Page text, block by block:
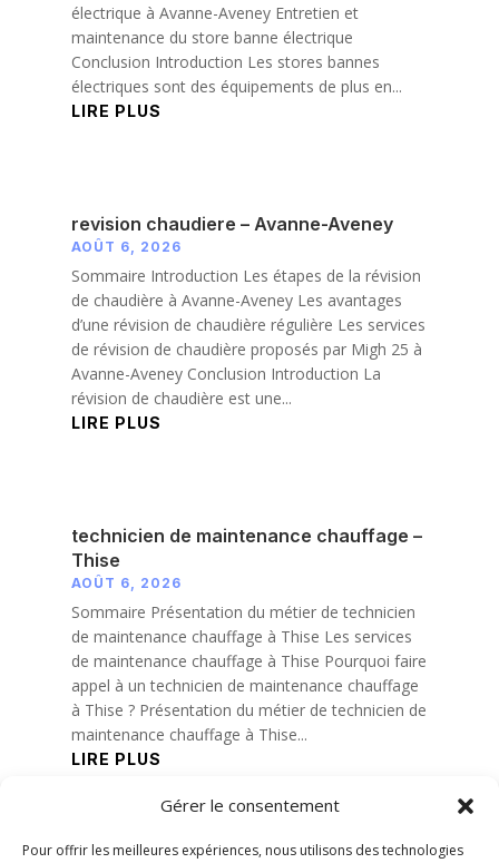
Gérer le consentement
Pour offrir les meilleures expériences, nous utilisons des technologies
électrique à Avanne-Aveney Entretien et
maintenance du store banne électrique
Conclusion Introduction Les stores bannes
électriques sont des équipements de plus en...
LIRE PLUS
revision chaudiere – Avanne-Aveney
AOÛT 6, 2026
Sommaire Introduction Les étapes de la révision
de chaudière à Avanne-Aveney Les avantages
d’une révision de chaudière régulière Les services
de révision de chaudière proposés par Migh 25 à
Avanne-Aveney Conclusion Introduction La
révision de chaudière est une...
LIRE PLUS
technicien de maintenance chauffage –
Thise
AOÛT 6, 2026
Sommaire Présentation du métier de technicien
de maintenance chauffage à Thise Les services
de maintenance chauffage à Thise Pourquoi faire
appel à un technicien de maintenance chauffage
à Thise ? Présentation du métier de technicien de
maintenance chauffage à Thise...
LIRE PLUS
« Entrées précédentes